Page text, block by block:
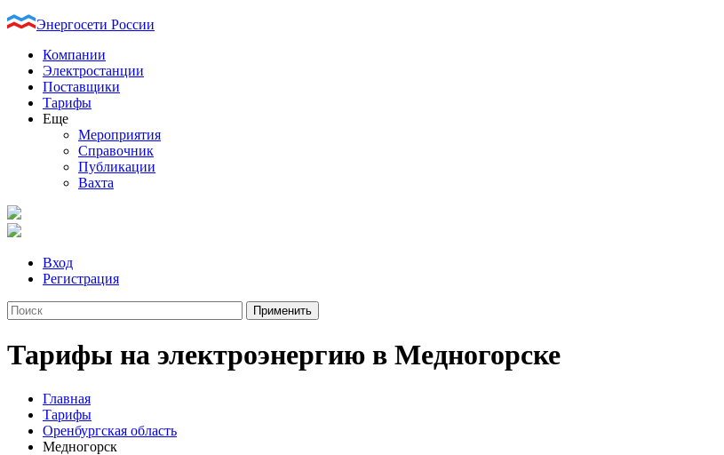
Энергосети России
Компании
Электростанции
Поставщики
Тарифы
Еще
Мероприятия
Справочник
Публикации
Вахта
Вход
Регистрация
Тарифы на электроэнергию в Медногорске
Главная
Тарифы
Оренбургская область
Медногорск